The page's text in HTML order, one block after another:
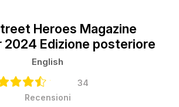
Heroes Magazine
2024 Edizione posteriore
English
34
Recensioni